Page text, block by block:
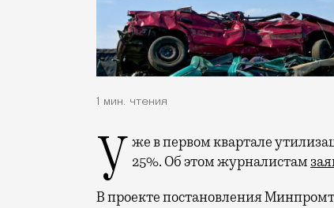
1 мин. чтения
Уже в первом квартале утилизационный сбор на автомобили будет повышен на 25%. Об этом журналистам
В проекте постановления